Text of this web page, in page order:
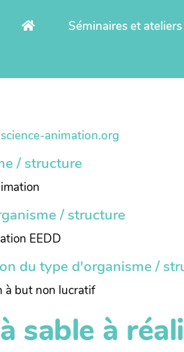
Séminaires et ateliers
animation.org
/ structure
/ structure
EEDD
du type d'organisme /
à but non lucratif
sable à